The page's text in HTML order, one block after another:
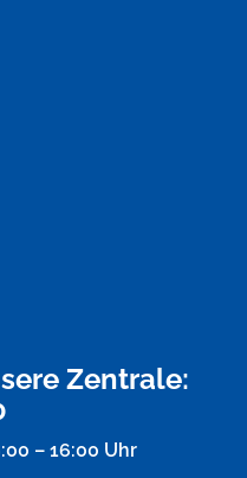
Zentrale:
– 16:00 Uhr